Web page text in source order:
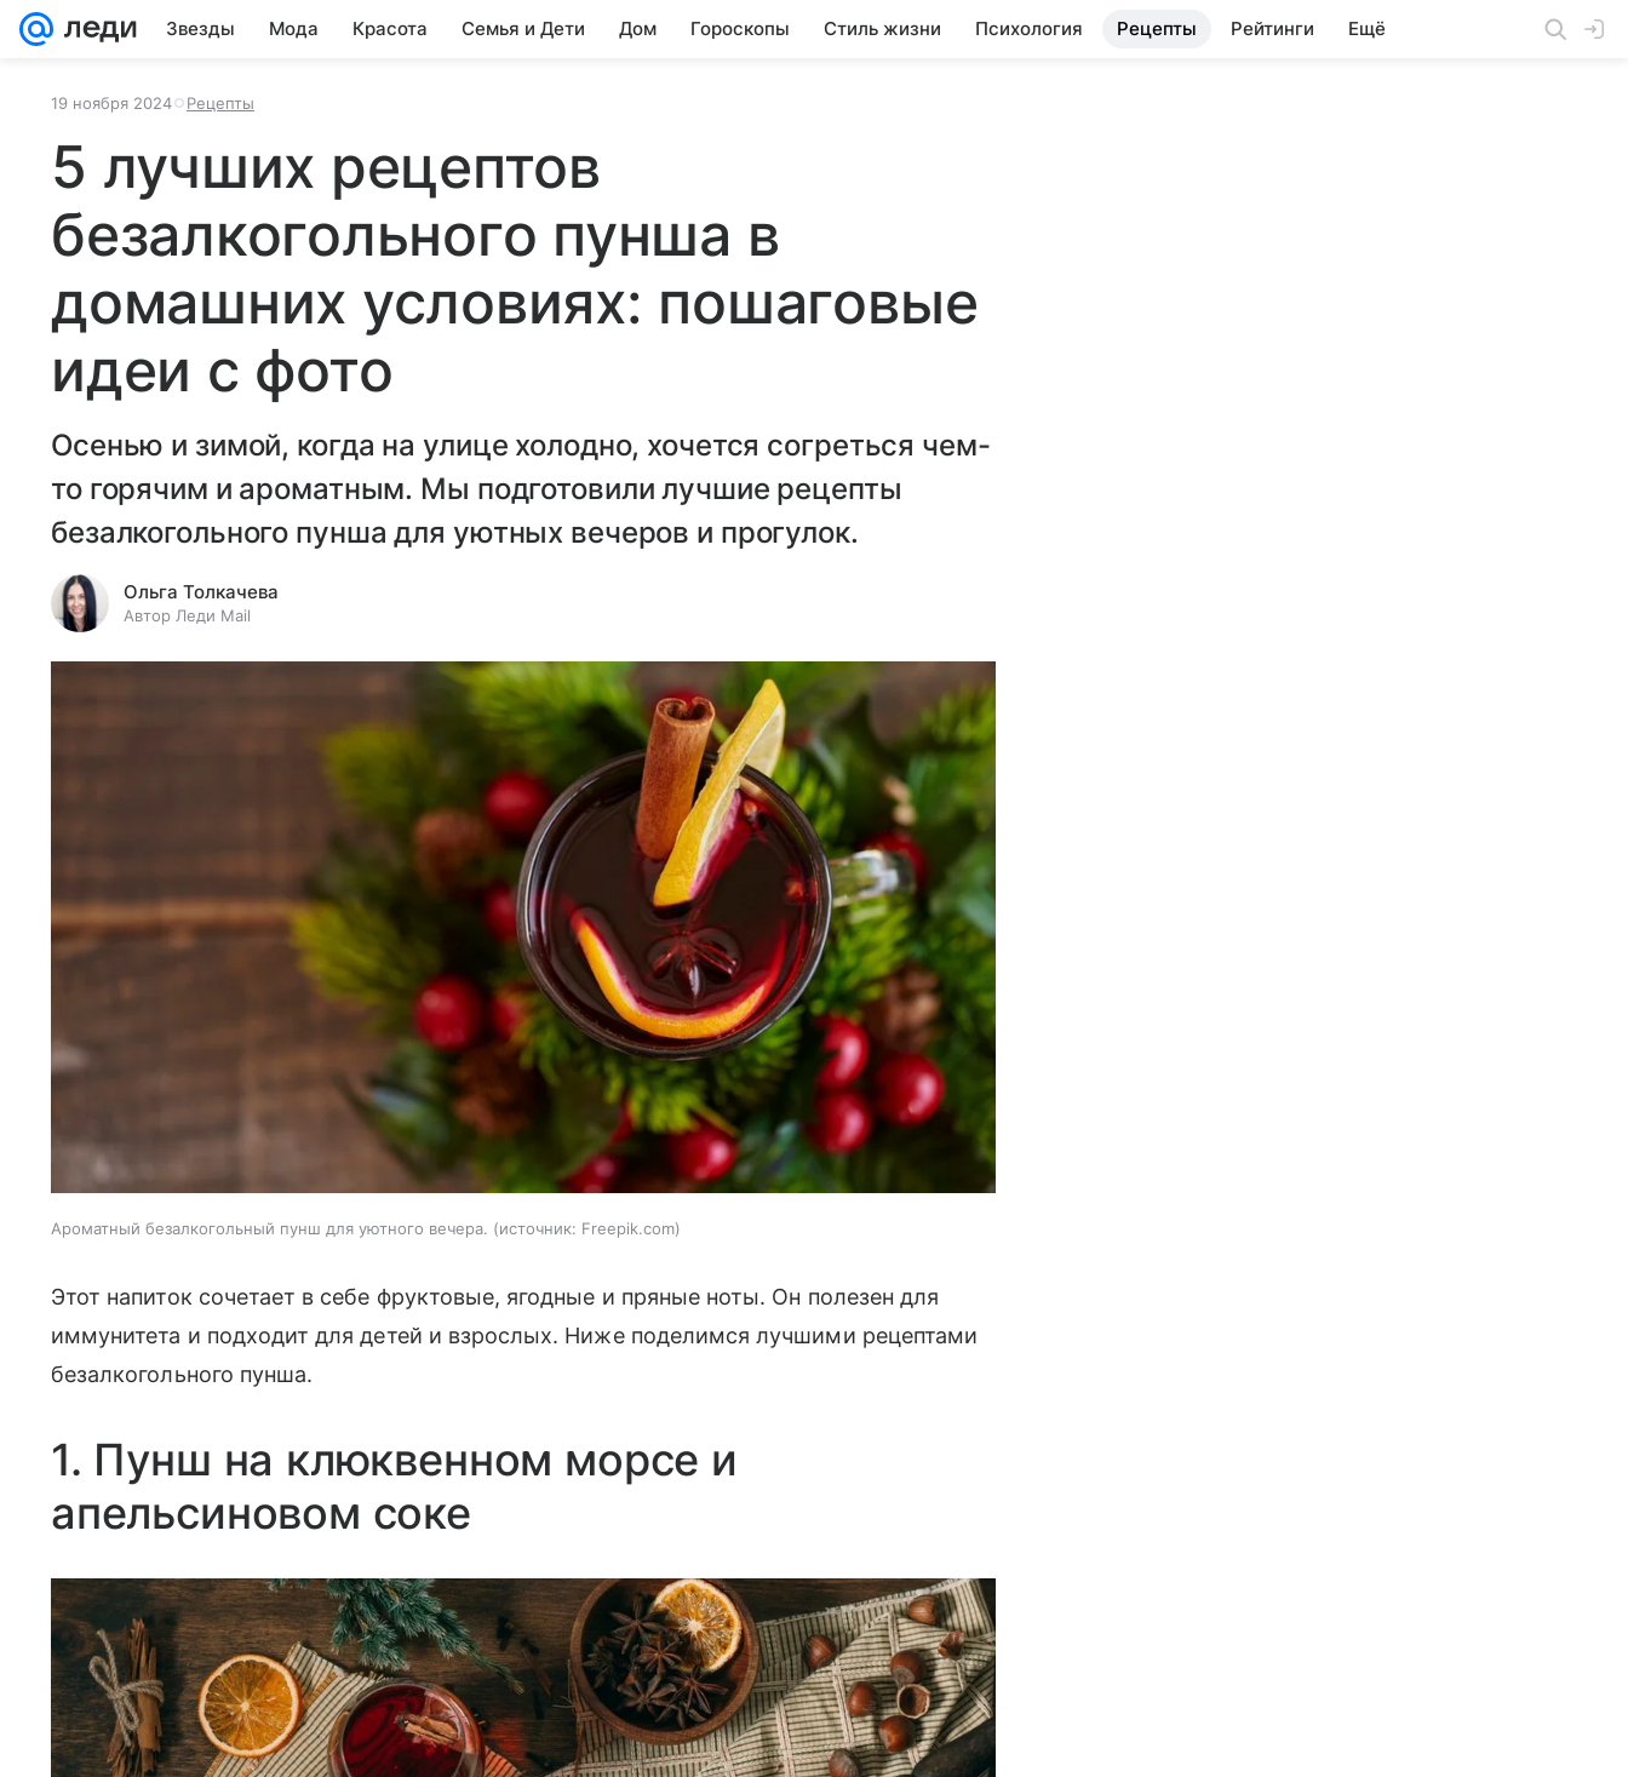
Звезды Мода Красота Семья и Дети Дом Гороскопы Стиль жизни Психология Рецепты Рейтинги Ещё
19 ноября 2024 Рецепты
5 лучших рецептов
безалкогольного пунша в
домашних условиях: пошаговые
идеи с фото
Осенью и зимой, когда на улице холодно, хочется согреться чем-
то горячим и ароматным. Мы подготовили лучшие рецепты
безалкогольного пунша для уютных вечеров и прогулок.
Ольга Толкачева
Автор Леди Mail
Ароматный безалкогольный пунш для уютного вечера. источник: Freepik.com
Этот напиток сочетает в себе фруктовые, ягодные и пряные ноты. Он полезен для
иммунитета и подходит для детей и взрослых. Ниже поделимся лучшими рецептами
безалкогольного пунша.
1. Пунш на клюквенном морсе и
апельсиновом соке